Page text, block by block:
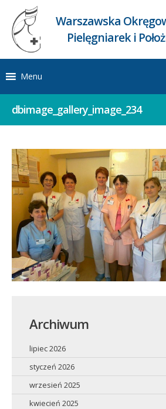
Warszawska
Pielęgniarek i
Menu
dbimage_gallery_image_234
Archiwum
lipiec 2026
styczeń 2026
wrzesień 2025
kwiecień 2025